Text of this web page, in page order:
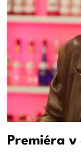
Premiéra